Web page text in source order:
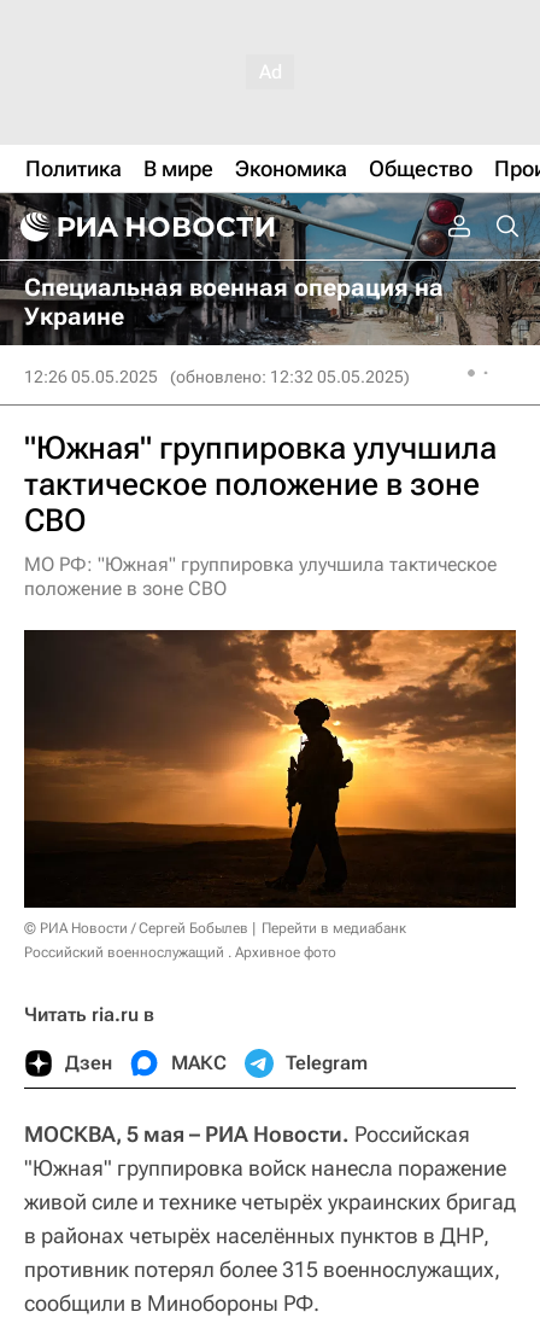
Политика В мире Экономика Общество
Специальная военная операция на
Украине
12:26 05.05.2025 (обновлено: 12:32 05.05.2025)
"Южная" группировка улучшила
тактическое положение в зоне
СВО
МО РФ: "Южная" группировка улучшила тактическое
положение в зоне СВО
© РИА Новости / Сергей Бобылев
Перейти в медиабанк
Российский военнослужащий . Архивное фото
Читать ria.ru в
Дзен МАКС Telegram
МОСКВА, 5 мая – РИА Новости. Российская
"Южная" группировка войск нанесла поражение
живой силе и технике четырёх украинских бригад
в районах четырёх населённых пунктов в ДНР,
противник потерял более 315 военнослужащих,
сообщили в Минобороны РФ.